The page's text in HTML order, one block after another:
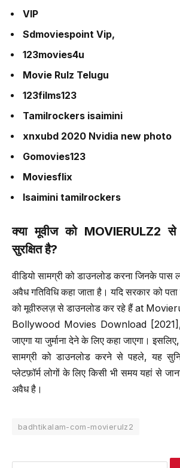
VIP
Sdmoviespoint Vip,
123movies4u
Movie Rulz Telugu
123films123
Tamilrockers isaimini
xnxubd 2020 Nvidia new photo
Gomovies123
Moviesflix
Isaimini tamilrockers
क्या मूवीज को MOVIERULZ2से
सुरक्षित है?
वीडियो सामग्री को डाउनलोड करना जिनके पास
अवैध गतिविधि कहा जाता है। यदि सरकार को
को मूवीरुलज़ से डाउनलोड कर रहे हैं at
Bollywood Movies Download
जाएगा या जुर्माना देने के लिए कहा जाएगा।
सामग्री को डाउनलोड करने से पहले, यह
प्लेटफ़ॉर्म लोगों के लिए किसी भी समय यहां से
अवैध है।
badhtikalam-com-movierulz2